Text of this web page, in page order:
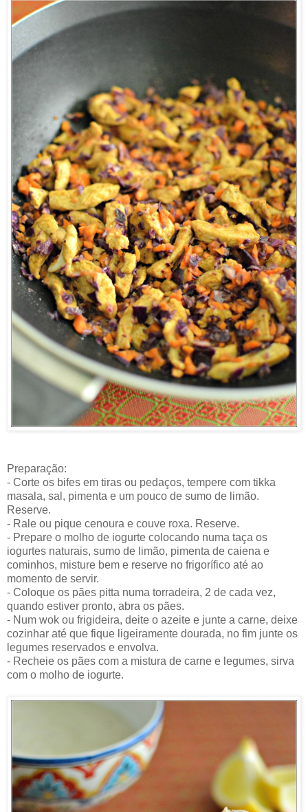
Preparação:
- Corte os bifes em tiras ou pedaços, tempere com tikka
masala, sal, pimenta e um pouco de sumo de limão.
Reserve.
- Rale ou pique cenoura e couve roxa. Reserve.
- Prepare o molho de iogurte colocando numa taça os
iogurtes naturais, sumo de limão, pimenta de caiena e
cominhos, misture bem e reserve no frigorífico até ao
momento de servir.
- Coloque os pães pitta numa torradeira, 2 de cada vez,
quando estiver pronto, abra os pães.
- Num wok ou frigideira, deite o azeite e junte a carne, deixe
cozinhar até que fique ligeiramente dourada, no fim junte os
legumes reservados e envolva.
- Recheie os pães com a mistura de carne e legumes, sirva
com o molho de iogurte.